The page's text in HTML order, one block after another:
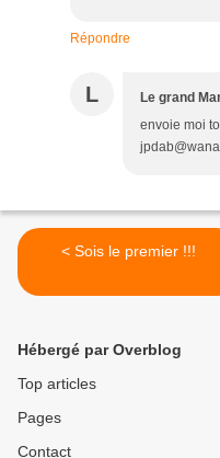
Répondre
L Le grand
envoie moi
< Sois le premier !!!
Hébergé par Overblog
Top articles
Pages
Contact